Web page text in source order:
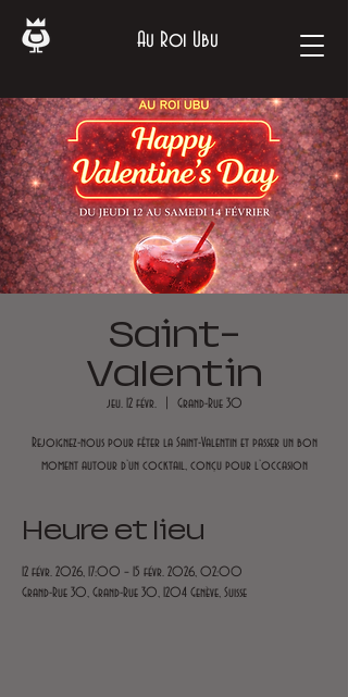
Au Roi Ubu
Saint-
Valentin
jeu. 12 févr.
  |
Grand-Rue 30
Rejoignez-nous pour fêter la Saint-Valentin et passer un bon
moment autour d’un cocktail, conçu pour l’occasion
Heure et lieu
12 févr. 2026, 17:00 – 15 févr. 2026, 02:00
Grand-Rue 30, Grand-Rue 30, 1204 Genève, Suisse